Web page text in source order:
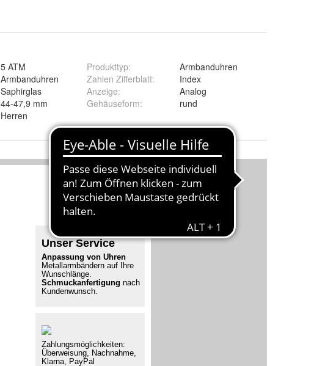
5 ATM
Armbanduhren
Saphirglas
44-47,9 mm
Herren
Produkttyp:
Armbanduhren
Zahlen Zifferblatt:
Index
Anzeige:
Analog
Gehäuseform: rund